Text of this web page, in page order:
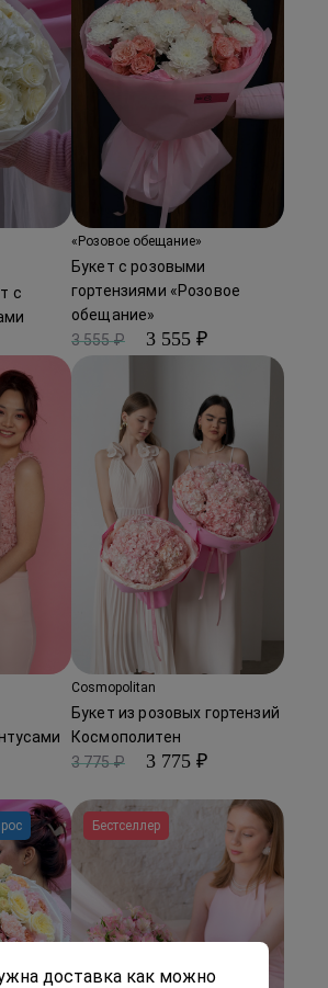
с
«Розовое обещание»
Букет с розовыми
гортензиями «Розовое
обещание»
3 555 ₽
3 555 ₽
Cosmopolitan
Букет из розовых гортензий
Космополитен
3 775 ₽
3 775 ₽
Бестселлер
доставка как можно